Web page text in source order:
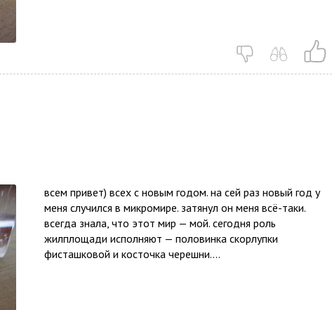
всем привет) всех с новым годом. на сей раз новый год у
меня случился в микромире. затянул он меня всё-таки.
всегда знала, что этот мир — мой. сегодня роль
жилплощади исполняют — половинка скорлупки
фисташковой и косточка черешни....